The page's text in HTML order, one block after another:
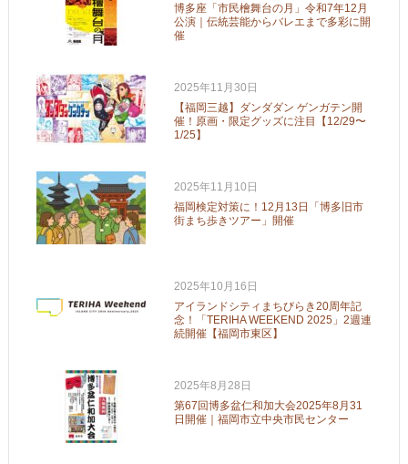
博多座「市民檜舞台の月」令和7年12月
公演｜伝統芸能からバレエまで多彩に開
催
2025年11月30日
【福岡三越】ダンダダン ゲンガテン開
催！原画・限定グッズに注目【12/29〜
1/25】
2025年11月10日
福岡検定対策に！12月13日「博多旧市
街まち歩きツアー」開催
2025年10月16日
アイランドシティまちびらき20周年記
念！「TERIHA WEEKEND 2025」2週連
続開催【福岡市東区】
2025年8月28日
第67回博多盆仁和加大会2025年8月31
日開催｜福岡市立中央市民センター